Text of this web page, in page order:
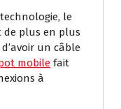
le
de plus en plus
un câble
mobile fait
à